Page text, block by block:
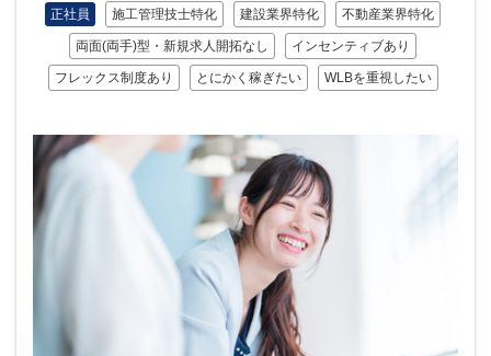
正社員 施工管理技士特化 建設業界特化 不動産業界特化
両面(両手)型・新規求人開拓なし インセンティブあり
フレックス制度あり とにかく稼ぎたい WLBを重視したい